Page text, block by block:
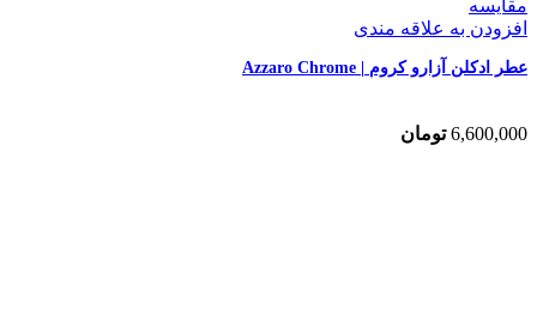
مقایسه
افزودن به علاقه مندی
عطر ادکلن آزارو کروم | Azzaro Chrome
6,600,000 تومان